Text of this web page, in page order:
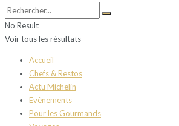
No Result
Voir tous les résultats
Accueil
Chefs & Restos
Actu Michelin
Evènements
Pour les Gourmands